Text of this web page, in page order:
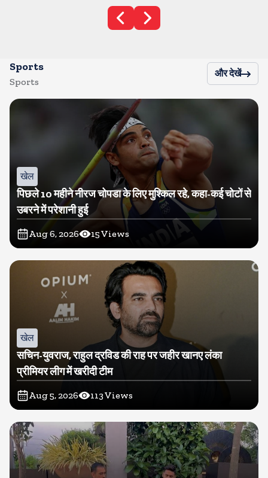
Sports
Sports
और देखें
खेल
पिछले 10 महीने नीरज चोपडा के लिए मुश्किल रहे, कहा-कई चोटों से
उबरने में परेशानी हुई
Aug 6, 2026 15Views
खेल
सचिन-युवराज, राहुल द्रविड की राह पर जहीर खानए लंका
प्रीमियर लीग में खरीदी टीम
Aug 5, 2026 113Views